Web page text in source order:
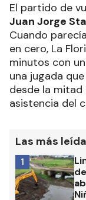
El partido de
Juan Jorge
Cuando
en cero, La
minutos con
una jugada
desde la mitad
asistencia del
Las más
1